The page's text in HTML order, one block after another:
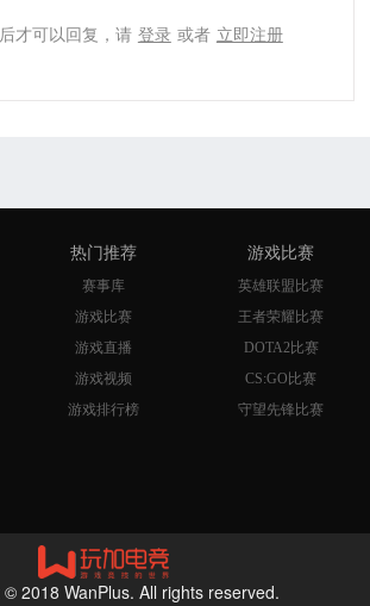
才可以回复，请 登录 或者 立即注册
热门推荐
赛事库
游戏比赛
游戏直播
游戏视频
游戏排行榜
游戏比赛
英雄联盟比赛
王者荣耀比赛
DOTA2比赛
CS:GO比赛
守望先锋比赛
2018 WanPlus. All rights reserved.